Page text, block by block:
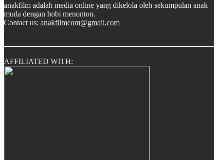
anakfilm adalah media online yang dikelola oleh sekumpulan anak
muda dengan hobi menonton.
Contact us: anakfilmcom@gmail.com
AFFILIATED WITH: